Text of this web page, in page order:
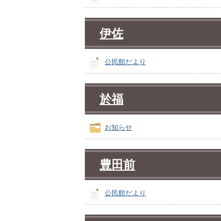
伊佐
公民館だより
於福
お知らせ
豊田前
公民館だより